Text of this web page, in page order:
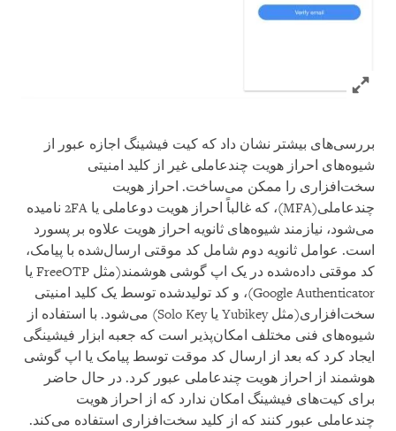
Click to expand Image
بررسی‌های بیشتر نشان داد که کیت فیشینگ اجازه عبور از
شیوه‌های احراز هویت چندعاملی غیر از کلید امنیتی
سخت‌افزاری را ممکن می‌ساخت. احراز هویت
چندعاملی(MFA)، که غالباً احراز هویت دوعاملی یا 2FA نامیده
می‌شود، نیازمند شیوه‌های ثانویه احراز هویت علاوه بر پسورد
است. عوامل ثانویه دوم شامل کد موقتی ارسال‌شده با پیامک،
کد موقتی داده‌شده در یک اپ گوشی هوشمند(مثل FreeOTP یا
Google Authenticator)، و کد تولیدشده توسط یک کلید امنیتی
سخت‌افزاری(مثل Yubikey یا Solo Key) می‌شود. با استفاده از
شیوه‌های فنی مختلف امکان‌پذیر است که جعبه ابزار فیشینگی
ایجاد کرد که بعد از ارسال کد موقت توسط پیامک یا اپ گوشی
هوشمند از احراز هویت چندعاملی عبور کرد. در حال حاضر
برای کیت‌های فیشینگ امکان ندارد که از احراز هویت
چندعاملی عبور کنند که از کلید سخت‌افزاری استفاده می‌کند.